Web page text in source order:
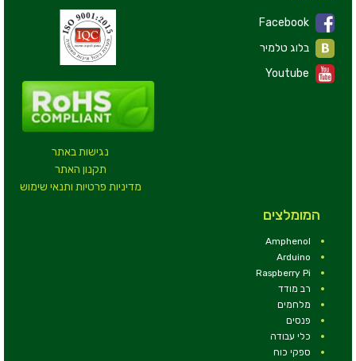
נגישות באתר
תקנון האתר
מדיניות פרטיות ותנאי שימוש
Facebook
Youtube
המומלצים
Amphenol
Arduino
Raspberry Pi
רב מודד
מלחמים
פנסים
כלי עבודה
ספקי כוח